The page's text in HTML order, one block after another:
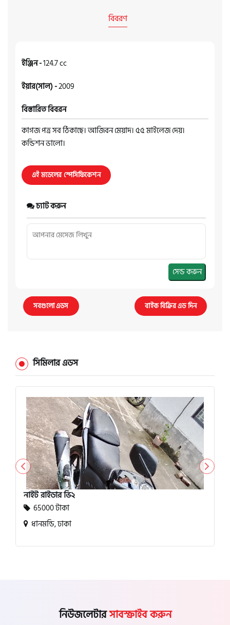
বিবরণ
ইঞ্জিন -124.7 cc
ইয়ার(সাল) -2009
বিস্তারিত বিবরন
কাগজ পত্র সব ঠিকাছে। আজিবন মেয়াদ। ৫৫ মাইলেজ দেয়।
কন্ডিশন ভালো।
এই মডেলের স্পেসিফিকেশন
চ্যাট করুন
সেন্ড করুন
সবগুলো এডস বাইক বিক্রির এড দিন
সিমিলার এডস
নাইট রাইডার ভি২
65000 টাকা
ধানমন্ডি, ঢাকা
নিউজলেটারসাবস্ক্রাইব করুন